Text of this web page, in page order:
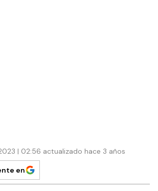
| 02:56 actualizado hace 3 años
en